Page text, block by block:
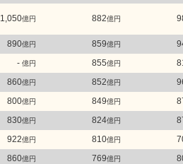
1,050億円 882億円
890億円 859億円
- 億円 855億円
860億円 852億円
800億円 849億円
830億円 824億円
922億円 810億円
860億円 769億円